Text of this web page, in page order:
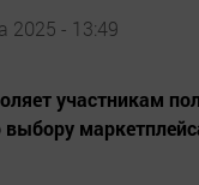
2025 - 13:49
участникам